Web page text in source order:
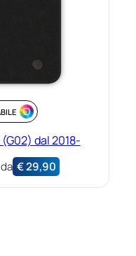
dal 2018-
€29,90